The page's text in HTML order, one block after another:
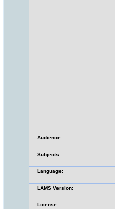
Audience:
Subjects:
Language:
LAMS Version:
License: